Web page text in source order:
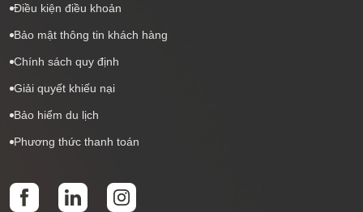
Điều kiện điều khoản
Bảo mật thông tin khách hàng
Chính sách quy định
Giải quyết khiếu nại
Bảo hiểm du lịch
Phương thức thanh toán